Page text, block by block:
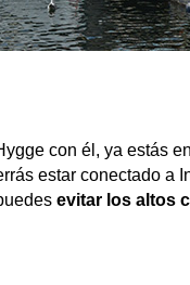
con él, ya estás
estar conectado a
evitar los altos